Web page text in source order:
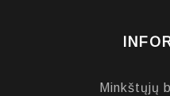
Minkštųjų